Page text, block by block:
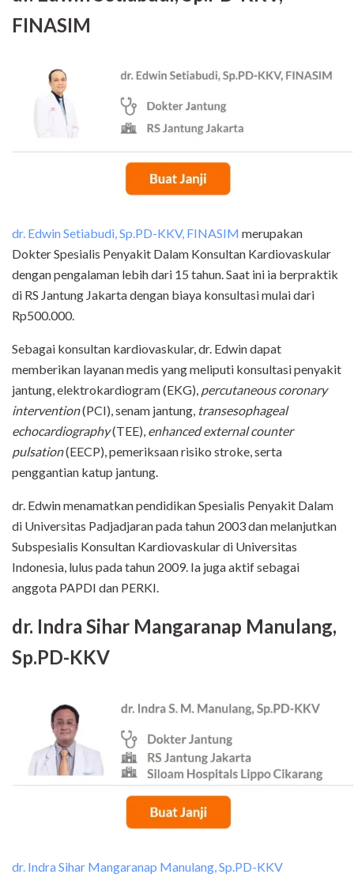
FINASIM
dr. Edwin Setiabudi, Sp.PD-KKV, FINASIM merupakan
Dokter Spesialis Penyakit Dalam Konsultan Kardiovaskular
dengan pengalaman lebih dari 15 tahun. Saat ini ia berpraktik
di RS Jantung Jakarta dengan biaya konsultasi mulai dari
Rp500.000.
Sebagai konsultan kardiovaskular, dr. Edwin dapat
memberikan layanan medis yang meliputi konsultasi penyakit
jantung, elektrokardiogram (EKG), percutaneous coronary
intervention(PCI), senam jantung, transesophageal
echocardiography(TEE), enhanced external counter
pulsation(EECP), pemeriksaan risiko stroke, serta
penggantian katup jantung.
dr. Edwin menamatkan pendidikan Spesialis Penyakit Dalam
di Universitas Padjadjaran pada tahun 2003 dan melanjutkan
Subspesialis Konsultan Kardiovaskular di Universitas
Indonesia, lulus pada tahun 2009. Ia juga aktif sebagai
anggota PAPDI dan PERKI.
dr. Indra Sihar Mangaranap Manulang,
Sp.PD-KKV
dr. Indra Sihar Mangaranap Manulang, Sp.PD-KKV